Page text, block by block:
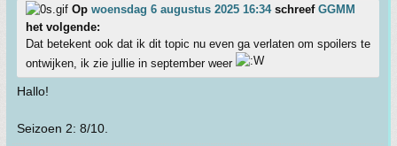
Op woensdag 6 augustus 2025 16:34schreef GGMM
het volgende:
Dat betekent ook dat ik dit topic nu even ga verlaten om spoilers te
ontwijken, ik zie jullie in september weer
Hallo!
Seizoen 2: 8/10.